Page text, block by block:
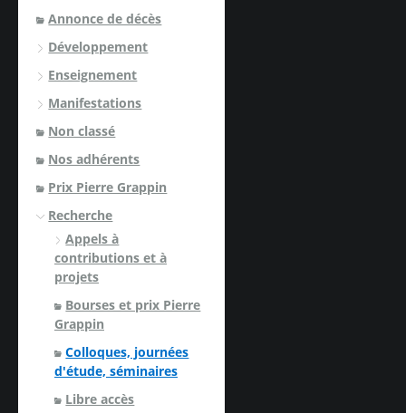
Annonce de décès
Développement
Enseignement
Manifestations
Non classé
Nos adhérents
Prix Pierre Grappin
Recherche
Appels à
contributions et à
projets
Bourses et prix Pierre
Grappin
Colloques, journées
d'étude, séminaires
Libre accès